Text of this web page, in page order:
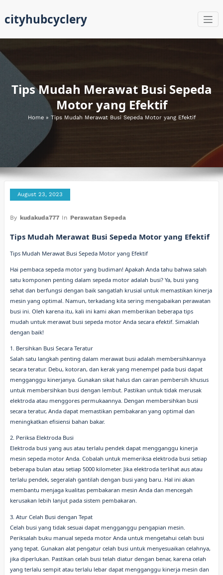
content
cityhubcyclery
Tips Mudah Merawat Busi Sepeda
Motor yang Efektif
Home» Tips Mudah Merawat Busi Sepeda Motor yang Efektif
August 23, 2023
By kudakuda777 In Perawatan Sepeda
Tips Mudah Merawat Busi Sepeda Motor yang Efektif
Tips Mudah Merawat Busi Sepeda Motor yang Efektif
Hai pembaca sepeda motor yang budiman! Apakah Anda tahu bahwa salah
satu komponen penting dalam sepeda motor adalah busi? Ya, busi yang
sehat dan berfungsi dengan baik sangatlah krusial untuk memastikan kinerja
mesin yang optimal. Namun, terkadang kita sering mengabaikan perawatan
busi ini. Oleh karena itu, kali ini kami akan memberikan beberapa tips
mudah untuk merawat busi sepeda motor Anda secara efektif. Simaklah
dengan baik!
1. Bersihkan Busi Secara Teratur
Salah satu langkah penting dalam merawat busi adalah membersihkannya
secara teratur. Debu, kotoran, dan kerak yang menempel pada busi dapat
mengganggu kinerjanya. Gunakan sikat halus dan cairan pembersih khusus
untuk membersihkan busi dengan lembut. Pastikan untuk tidak merusak
elektroda atau menggores permukaannya. Dengan membersihkan busi
secara teratur, Anda dapat memastikan pembakaran yang optimal dan
meningkatkan efisiensi bahan bakar.
2. Periksa Elektroda Busi
Elektroda busi yang aus atau terlalu pendek dapat mengganggu kinerja
mesin sepeda motor Anda. Cobalah untuk memeriksa elektroda busi setiap
beberapa bulan atau setiap 5000 kilometer. Jika elektroda terlihat aus atau
terlalu pendek, segeralah gantilah dengan busi yang baru. Hal ini akan
membantu menjaga kualitas pembakaran mesin Anda dan mencegah
kerusakan lebih lanjut pada sistem pembakaran.
3. Atur Celah Busi dengan Tepat
Celah busi yang tidak sesuai dapat mengganggu pengapian mesin.
Periksalah buku manual sepeda motor Anda untuk mengetahui celah busi
yang tepat. Gunakan alat pengatur celah busi untuk menyesuaikan celahnya,
jika diperlukan. Pastikan celah busi telah diatur dengan benar, karena celah
yang terlalu sempit atau terlalu lebar dapat mengganggu kinerja mesin dan